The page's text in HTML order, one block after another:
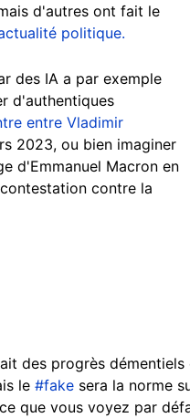
d'autres ont fait le
politique.
des IA a par exemple
d'authentiques
entre Vladimir
2023, ou bien imaginer
d'Emmanuel Macron en
contre la
des progrès démentiels
le #fakesera la norme
que vous voyez par